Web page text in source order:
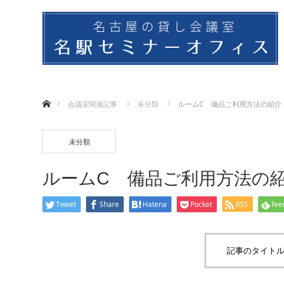
会議室関連記事
未分類 ルームC 備品ご利用方法の紹介
未分類
ルームC 備品ご利用方法の紹
Tweet Share Hatena Pocket RSS
記事のタイト